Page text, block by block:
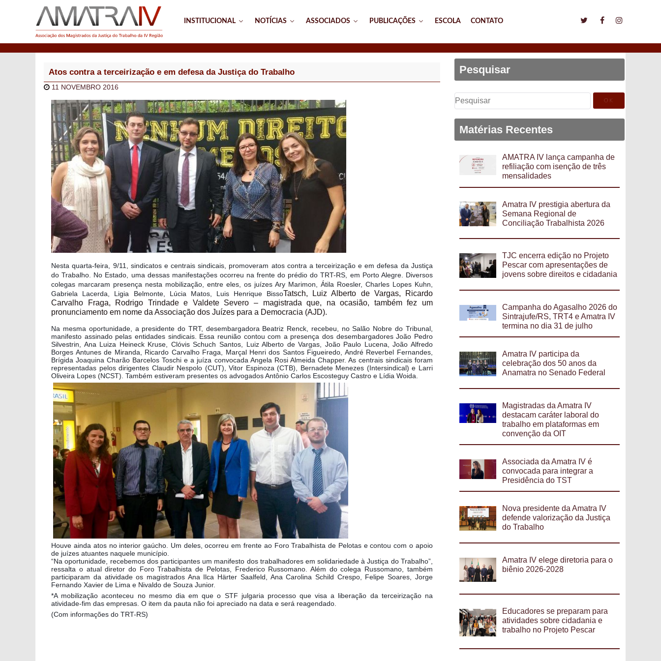
INSTITUCIONAL NOTÍCIAS ASSOCIADOS PUBLICAÇÕES ESCOLA CONTATO
Atos contra a terceirização e em defesa da Justiça do Trabalho
11 NOVEMBRO 2016
Nesta quarta-feira, 9/11, sindicatos e centrais sindicais, promoveram atos contra a terceirização e em defesa da Justiça
do Trabalho. No Estado, uma dessas manifestações ocorreu na frente do prédio do TRT-RS, em Porto Alegre. Diversos
colegas marcaram presença nesta mobilização, entre eles, os juízes Ary Marimon, Átila Roesler, Charles Lopes Kuhn,
Gabriela Lacerda, Ligia Belmonte, Lúcia Matos, Luis Henrique BissoTatsch, Luiz Alberto de Vargas, Ricardo
Carvalho Fraga, Rodrigo Trindade e Valdete Severo – magistrada que, na ocasião, também fez um
pronunciamento em nome da Associação dos Juízes para a Democracia (AJD).
Na mesma oportunidade, a presidente do TRT, desembargadora Beatriz Renck, recebeu, no Salão Nobre do Tribunal,
manifesto assinado pelas entidades sindicais. Essa reunião contou com a presença dos desembargadores João Pedro
Silvestrin, Ana Luiza Heineck Kruse, Clóvis Schuch Santos, Luiz Alberto de Vargas, João Paulo Lucena, João Alfredo
Borges Antunes de Miranda, Ricardo Carvalho Fraga, Marçal Henri dos Santos Figueiredo, André Reverbel Fernandes,
Brígida Joaquina Charão Barcelos Toschi e a juíza convocada Angela Rosi Almeida Chapper. As centrais sindicais foram
representadas pelos dirigentes Claudir Nespolo (CUT), Vitor Espinoza (CTB), Bernadete Menezes (Intersindical) e Larri
Oliveira Lopes (NCST). Também estiveram presentes os advogados Antônio Carlos Escosteguy Castro e Lídia Woida.
Houve ainda atos no interior gaúcho. Um deles, ocorreu em frente ao Foro Trabalhista de Pelotas e contou com o apoio
de juízes atuantes naquele município.
“Na oportunidade, recebemos dos participantes um manifesto dos trabalhadores em solidariedade à Justiça do Trabalho”,
ressalta o atual diretor do Foro Trabalhista de Pelotas, Frederico Russomano. Além do colega Russomano, também
participaram da atividade os magistrados Ana Ilca Härter Saalfeld, Ana Carolina Schild Crespo, Felipe Soares, Jorge
Fernando Xavier de Lima e Nivaldo de Souza Junior.
*A mobilização aconteceu no mesmo dia em que o STF julgaria processo que visa a liberação da terceirização na
atividade-fim das empresas. O item da pauta não foi apreciado na data e será reagendado.
(Com informações do TRT-RS)
Pesquisar
Pesquisar
por:
Matérias Recentes
AMATRA IV lança campanha de
refiliação com isenção de três
mensalidades
Amatra IV prestigia abertura da
Semana Regional de
Conciliação Trabalhista 2026
TJC encerra edição no Projeto
Pescar com apresentações de
jovens sobre direitos e cidadania
Campanha do Agasalho 2026 do
Sintrajufe/RS, TRT4 e Amatra IV
termina no dia 31 de julho
Amatra IV participa da
celebração dos 50 anos da
Anamatra no Senado Federal
Magistradas da Amatra IV
destacam caráter laboral do
trabalho em plataformas em
convenção da OIT
Associada da Amatra IV é
convocada para integrar a
Presidência do TST
Nova presidente da Amatra IV
defende valorização da Justiça
do Trabalho
Amatra IV elege diretoria para o
biênio 2026-2028
Educadores se preparam para
atividades sobre cidadania e
trabalho no Projeto Pescar